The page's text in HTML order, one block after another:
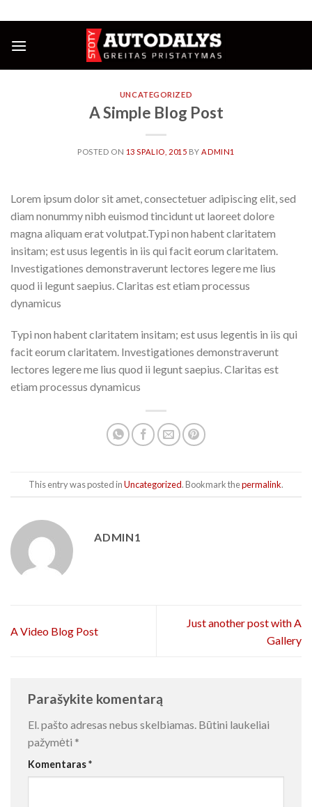
to
content
UNCATEGORIZED
A Simple Blog Post
POSTED ON 13 SPALIO, 2015 BY ADMIN1
Lorem ipsum dolor sit amet, consectetuer adipiscing elit, sed
diam nonummy nibh euismod tincidunt ut laoreet dolore
magna aliquam erat volutpat.Typi non habent claritatem
insitam; est usus legentis in iis qui facit eorum claritatem.
Investigationes demonstraverunt lectores legere me lius
quod ii legunt saepius. Claritas est etiam processus
dynamicus
Typi non habent claritatem insitam; est usus legentis in iis qui
facit eorum claritatem. Investigationes demonstraverunt
lectores legere me lius quod ii legunt saepius. Claritas est
etiam processus dynamicus
This entry was posted inUncategorized. Bookmark thepermalink.
ADMIN1
A Video Blog Post
Just another post with A
Gallery
Parašykite komentarą
El. pašto adresas nebus skelbiamas. Būtini laukeliai
pažymėti *
Komentaras*